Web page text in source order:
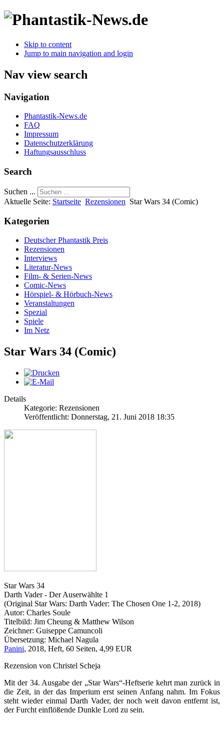
Skip to content
Jump to main navigation and login
Nav view search
Navigation
Phantastik-News.de
FAQ
Impressum
Datenschutzerklärung
Haftungsausschluss
Search
Suchen ...
Aktuelle Seite: Startseite Rezensionen Star Wars 34 (Comic)
Kategorien
Deutscher Phantastik Preis
Rezensionen
Interviews
Literatur-News
Film- & Serien-News
Comic-News
Hörspiel- & Hörbuch-News
Veranstaltungen
Spezial
Spiele
Im Netz
Star Wars 34 (Comic)
Details
Kategorie: Rezensionen
Veröffentlicht: Donnerstag, 21. Juni 2018 18:35
Star Wars 34
Darth Vader - Der Auserwählte 1
(Original Star Wars: Darth Vader: The Chosen One 1-2, 2018)
Autor: Charles Soule
Titelbild: Jim Cheung & Matthew Wilson
Zeichner: Guiseppe Camuncoli
Übersetzung: Michael Nagula
Panini, 2018, Heft, 60 Seiten, 4,99 EUR
Rezension von Christel Scheja
Mit der 34. Ausgabe der „Star Wars“-Heftserie kehrt man zurück in
die Zeit, in der das Imperium erst seinen Anfang nahm. Im Fokus
steht wieder einmal Darth Vader, der noch weit davon entfernt ist,
der Furcht einflößende Dunkle Lord zu sein.